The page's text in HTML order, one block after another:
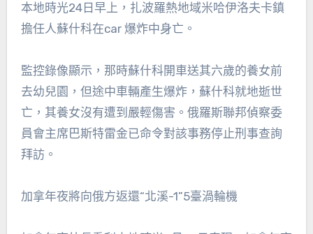
本地時光24日早上，扎波羅熱地域米哈伊洛夫卡鎮
擔任人蘇什科在car 爆炸中身亡。
監控錄像顯示，那時蘇什科開車送其六歲的養女前
去幼兒園，但途中車輛產生爆炸，蘇什科就地逝世
亡，其養女沒有遭到嚴輕傷害。俄羅斯聯邦偵察委
員會主席巴斯特雷金已命令對該事務停止刑事查詢
拜訪。
加拿年夜將向俄方返還“北溪-1”5臺渦輪機